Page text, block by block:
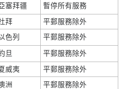
塞拜疆 暫停所有服務
拜
平郵服務除外
色列
平郵服務除外
旦 平郵服務除外
威夷
平郵服務除外
洲
平郵服務除外